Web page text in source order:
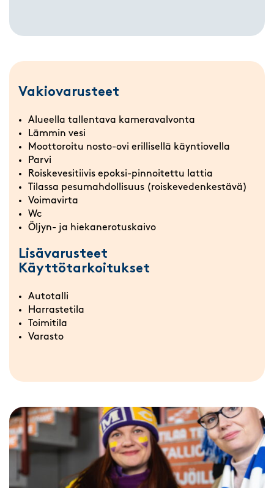
Vakiovarusteet
Alueella tallentava kameravalvonta
Lämmin vesi
Moottoroitu nosto-ovi erillisellä käyntiovella
Parvi
Roiskevesitiivis epoksi-pinnoitettu lattia
Tilassa pesumahdollisuus (roiskevedenkestävä)
Voimavirta
Wc
Öljyn- ja hiekanerotuskaivo
Lisävarusteet
Käyttötarkoitukset
Autotalli
Harrastetila
Toimitila
Varasto